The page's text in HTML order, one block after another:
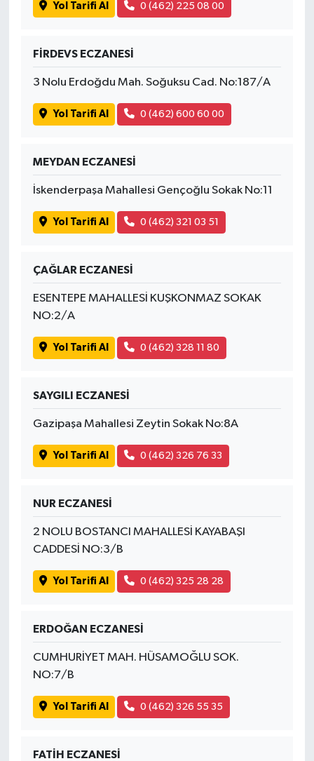
Yol Tarifi Al 0 (462) 225 08 00
FİRDEVS ECZANESİ
3 Nolu Erdoğdu Mah. Soğuksu Cad. No:187/A
Yol Tarifi Al 0 (462) 600 60 00
MEYDAN ECZANESİ
İskenderpaşa Mahallesi Gençoğlu Sokak No:11
Yol Tarifi Al 0 (462) 321 03 51
ÇAĞLAR ECZANESİ
ESENTEPE MAHALLESİ KUŞKONMAZ SOKAK
NO:2/A
Yol Tarifi Al 0 (462) 328 11 80
SAYGILI ECZANESİ
Gazipaşa Mahallesi Zeytin Sokak No:8A
Yol Tarifi Al 0 (462) 326 76 33
NUR ECZANESİ
2 NOLU BOSTANCI MAHALLESİ KAYABAŞI
CADDESİ NO:3/B
Yol Tarifi Al 0 (462) 325 28 28
ERDOĞAN ECZANESİ
CUMHURİYET MAH. HÜSAMOĞLU SOK.
NO:7/B
Yol Tarifi Al 0 (462) 326 55 35
FATİH ECZANESİ